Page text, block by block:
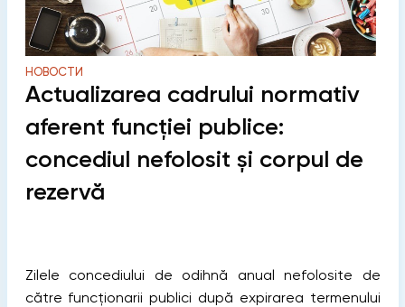
НОВОСТИ
Actualizarea cadrului normativ
aferent funcției publice:
concediul nefolosit și corpul de
rezervă
Zilele concediului de odihnă anual nefolosite de
către funcționarii publici după expirarea termenului